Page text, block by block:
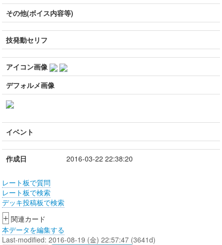
その他(ボイス内容等)
技発動セリフ
アイコン画像
デフォルメ画像
イベント
作成日 2016-03-22 22:38:20
レート板で質問
レート板で検索
デッキ投稿板で検索
+ 関連カード
本データを編集する
Last-modified: 2016-08-19 (金) 22:57:47 (3641d)